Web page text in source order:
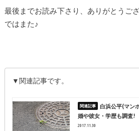
最後までお読み下さり、ありがとうご
ではまた♪
▼関連記事です。
白浜公平(マン
婚や彼女・学歴も調査!
2017.11.30